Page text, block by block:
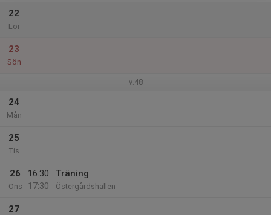
22
Lör
23
Sön
v.48
24
Mån
25
Tis
26
Ons
16:30
17:30
Träning
Östergårdshallen
27